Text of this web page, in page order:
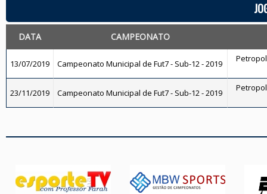
DATA CAMPEONATO
13/07/2019 Campeonato Municipal de Fut7 - Sub-12 - 2019
23/11/2019 Campeonato Municipal de Fut7 - Sub-12 - 2019